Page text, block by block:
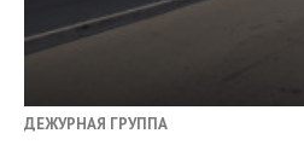
ДЕЖУРНАЯ ГРУППА